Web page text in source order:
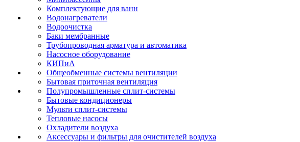
Комплектующие для ванн
Водонагреватели
Водоочистка
Баки мембранные
Трубопроводная арматура и автоматика
Насосное оборудование
КИПиА
Общеобменные системы вентиляции
Бытовая приточная вентиляция
Полупромышленные сплит-системы
Бытовые кондиционеры
Мульти сплит-системы
Тепловые насосы
Охладители воздуха
Аксессуары и фильтры для очистителей воздуха